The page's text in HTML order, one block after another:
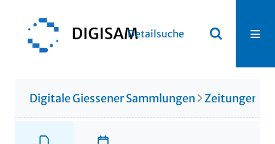
Detailsuche
Digitale Giessener Sammlungen Zeitungen